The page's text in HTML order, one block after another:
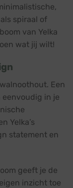
spiraal of
van Yelka
wat jij wilt!
Een
in je
Yelka’s
statement en
geeft je de
inzicht toe